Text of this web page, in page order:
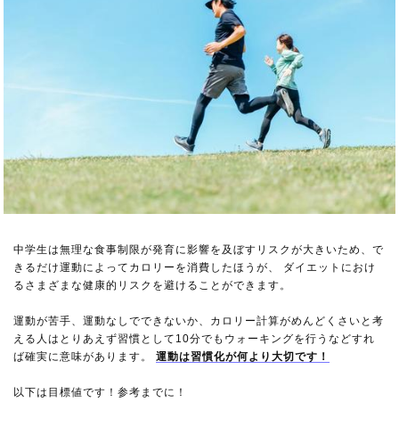
中学生は無理な食事制限が発育に影響を及ぼすリスクが大きいため、で
きるだけ運動によってカロリーを消費したほうが、 ダイエットにおけ
るさまざまな健康的リスクを避けることができます。
運動が苦手、運動なしでできないか、カロリー計算がめんどくさいと考
える人はとりあえず習慣として10分でもウォーキングを行うなどすれ
ば確実に意味があります。運動は習慣化が何より大切です！
以下は目標値です！参考までに！